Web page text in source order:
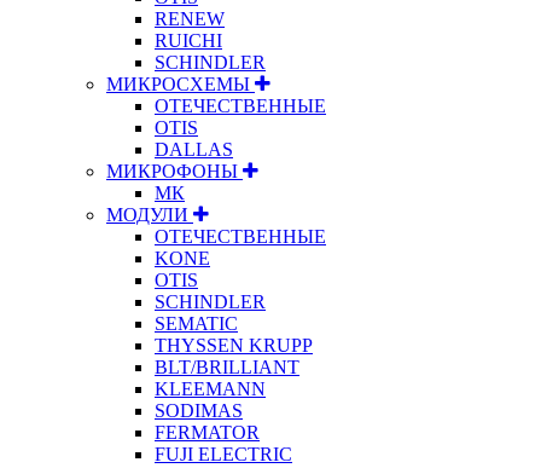
RENEW
RUICHI
SCHINDLER
МИКРОСХЕМЫ
ОТЕЧЕСТВЕННЫЕ
OTIS
DALLAS
МИКРОФОНЫ
МК
МОДУЛИ
ОТЕЧЕСТВЕННЫЕ
KONE
OTIS
SCHINDLER
SEMATIC
THYSSEN KRUPP
BLT/BRILLIANT
KLEEMANN
SODIMAS
FERMATOR
FUJI ELECTRIC